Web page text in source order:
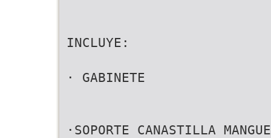
INCLUYE:
· GABINETE
·SOPORTE CANASTILLA